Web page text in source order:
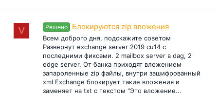
V Решено Блокируются zip вложения
Всем доброго дня, подскажите советом
Развернут exchange server 2019 cu14 c
последними фиксами. 2 mailbox server в dag, 2
edge server. От банка приходят вложением
запароленные zip файлы, внутри зашифрованный
xml Exchange блокирует такие вложения и
заменяет на txt с текстом "Это вложение...